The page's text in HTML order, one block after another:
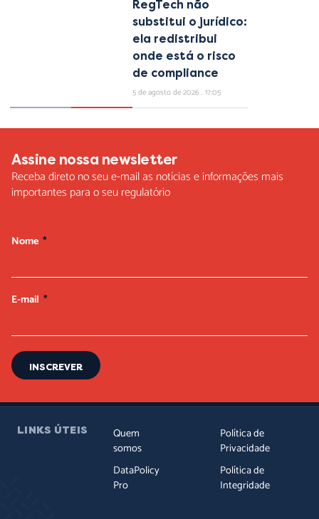
RegTech não
substitui o jurídico:
ela redistribui
onde está o risco
de compliance
5 de agosto de 2026 17:05
Assine nossa newsletter
Receba direto no seu e-mail as notícias e informações mais
importantes para o seu regulatório
Nome
E-mail
INSCREVER
LINKS ÚTEIS
Quem
somos
DataPolicy
Pro
Política de
Privacidade
Política de
Integridade